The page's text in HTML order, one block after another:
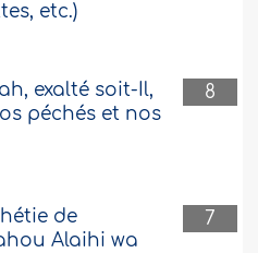
etc.)
8
exalté soit-Il,
péchés et nos
7
de
Alaihi wa